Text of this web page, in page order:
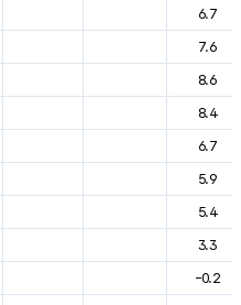
6.7
7.6
8.6
8.4
6.7
5.9
5.4
3.3
-0.2